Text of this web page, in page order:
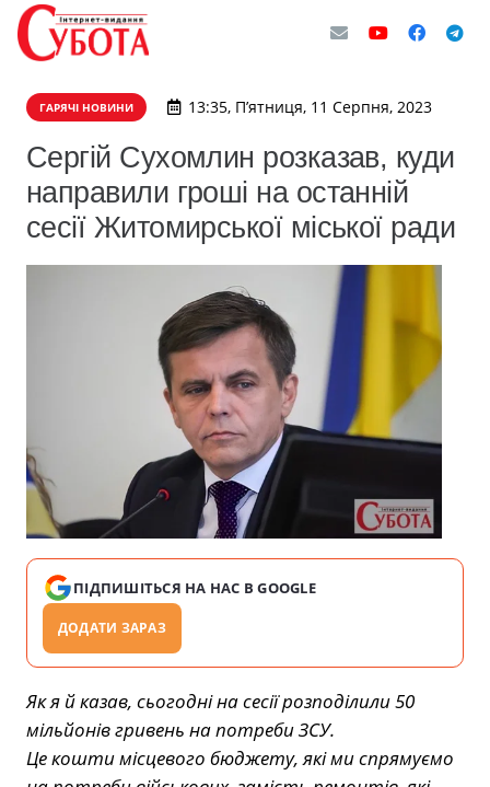
ГАРЯЧІ НОВИНИ 13:35, П’ятниця, 11 Серпня, 2023
Сергій Сухомлин розказав, куди
направили гроші на останній
сесії Житомирської міської ради
ПІДПИШІТЬСЯ НА НАС В GOOGLE
ДОДАТИ ЗАРАЗ
Як я й казав, сьогодні на сесії розподілили 50
мільйонів гривень на потреби ЗСУ.
Це кошти місцевого бюджету, які ми спрямуємо